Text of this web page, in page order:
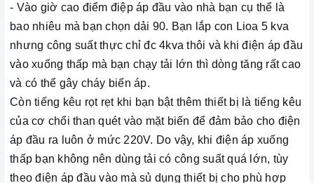
- Vào giờ cao điểm điệp áp đầu vào nhà bạn cụ thể là
bao nhiêu mà bạn chọn dải 90. Bạn lắp con Lioa 5 kva
nhưng công suất thực chỉ đc 4kva thôi và khi điện áp đầu
vào xuống thấp mà bạn chạy tải lớn thì dòng tăng rất cao
và có thể gây cháy biến áp.
Còn tiếng kêu rọt rẹt khi bạn bật thêm thiết bị là tiếng kêu
của cơ chổi than quét vào mặt biến để đảm bảo cho điện
áp đầu ra luôn ở mức 220V. Do vậy, khi điện áp xuống
thấp bạn không nên dùng tải có công suất quá lớn, tùy
theo điện áp đầu vào mà sủ dụng thiết bị cho phù hợp